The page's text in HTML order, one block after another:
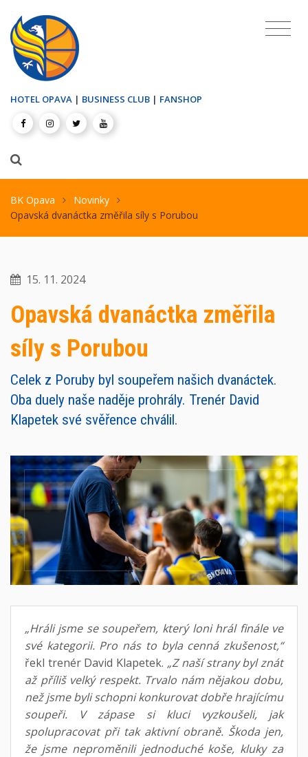
HOTEL OPAVA | BUSINESS CLUB | FANSHOP
BK Opava
Novinky
Opavská dvanáctka změřila síly s Porubou
15. 11. 2024
Opavská dvanáctka změřila
síly s Porubou
Celek z Poruby byl soupeřem našich dvanáctek.
Oba duely naše naděje prohrály. Trenér David
Klapetek své svěřence chválil.
„Hráli jsme se soupeřem, který loni hrál finále ve
své kategorii. Pro nás to byla cenná zkušenost,“
řekl trenér David Klapetek. „Z naší strany byl znát
až příliš velký respekt. Trvalo nám nějakou dobu,
než jsme byli schopni konkurovat dobře hrajícímu
soupeři. V zápase si kluci vyzkoušeli, jak
spolupracovat při tak aktivní obraně. Škoda jen,
že jsme neproměnili jednoduché koše, kluky za